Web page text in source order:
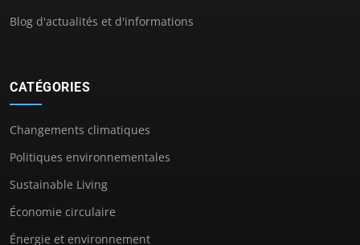
Blog d'actualités et d'informations
CATÉGORIES
Changements climatiques
Politiques environnementales
Sustainable Living
Économie circulaire
Énergie et environnement